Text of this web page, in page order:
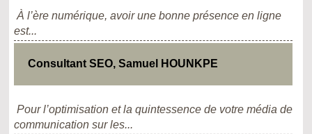
À l’ère numérique, avoir une bonne présence en ligne
est...
Consultant SEO, Samuel HOUNKPE
Pour l’optimisation et la quintessence de votre média de
communication sur les...